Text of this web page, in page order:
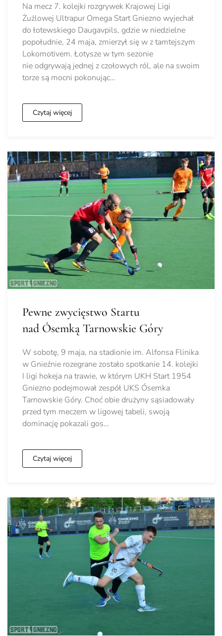
Na mecz 7. kolejki rozgrywek Krajowej Ligi
Żużlowej Ultrapur Omega Start Gniezno wyjechał
do łotewskiego Daugavpils, gdzie w niedzielne
popołudnie, 24 maja, zmierzył się w z tamtejszym
Lokomotivem. Łotysze w tym sezonie
nie odgrywają jednej z czołowych ról, ale na swoim
torze są mocni pokonując…
Czytaj więcej
Pewne zwycięstwo Startu
nad Ósemką Tarnowskie Góry
W sobotę, 9 maja, na stadionie im. Alfonsa Flinika
w Gnieźnie rozegrane zostało spotkanie 14. kolejki
I ligi hokeja na trawie, w którym UKH Start 1954
Gniezno podejmował zespół UKS Ósemka
Tarnowskie Góry. Choć obie drużyny sąsiadowały
przed tym meczem w ligowej tabeli, swoją
dominację pokazali gos…
Czytaj więcej